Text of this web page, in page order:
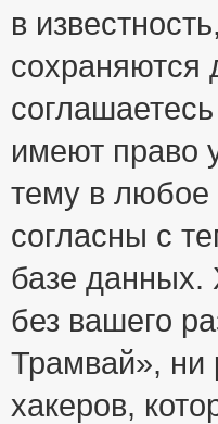
в
сохраняются
имеют право
тему в любое
согласны с
базе данных.
без вашего
Трамвай», ни
хакеров,